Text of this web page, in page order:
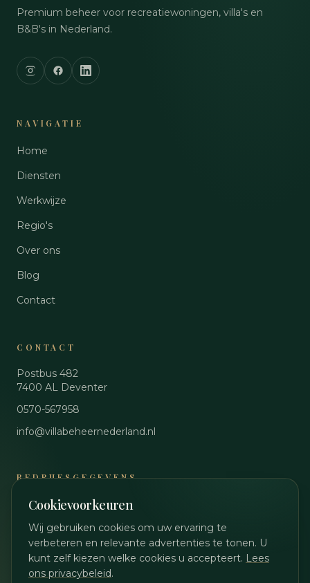
Premium beheer voor recreatiewoningen, villa's en
B&B's in Nederland.
NAVIGATIE
Home
Diensten
Werkwijze
Regio's
Over ons
Blog
Contact
CONTACT
Postbus 482
7400 AL Deventer
0570-567958
info@villabeheernederland.nl
BEDRIJFSGEGEVENS
KvK89048644
BTW NL864861990B01
Privacybeleid
Cookievoorkeuren wijzigen
Cookievoorkeuren
Wij gebruiken cookies om uw ervaring te
verbeteren en relevante advertenties te tonen. U
kunt zelf kiezen welke cookies u accepteert. Lees
ons privacybeleid.